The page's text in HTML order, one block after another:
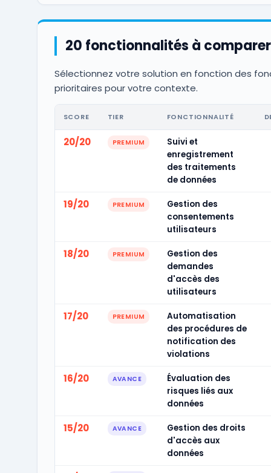
20 fonctionnalités à comparer
Sélectionnez votre solution en fonction des
prioritaires pour votre contexte.
SCORE TIER FONCTIONNALITÉ
20/20 PREMIUM
Suivi et
enregistrement
des traitements
de données
19/20 PREMIUM
Gestion des
consentements
utilisateurs
18/20 PREMIUM
Gestion des
demandes
d'accès des
utilisateurs
17/20 PREMIUM
Automatisation
des procédures de
notification des
violations
16/20 AVANCE
Évaluation des
risques liés aux
données
15/20 AVANCE
Gestion des droits
d'accès aux
données